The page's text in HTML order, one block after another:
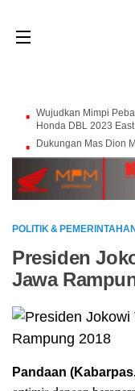
Wujudkan Mimpi
Honda DBL 2023
Dukungan Mas Dion
POLITIK & PEMERINTAHAN
Presiden
Jawa
Pandaan